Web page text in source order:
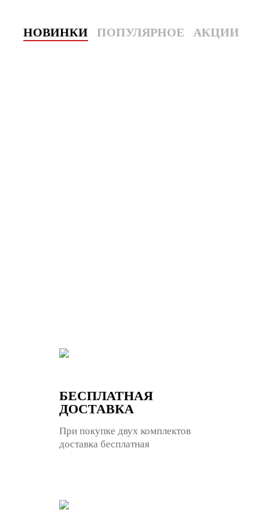
НОВИНКИ ПОПУЛЯРНОЕ АКЦИИ
БЕСПЛАТНАЯ
ДОСТАВКА
При покупке двух комплектов
доставка бесплатная